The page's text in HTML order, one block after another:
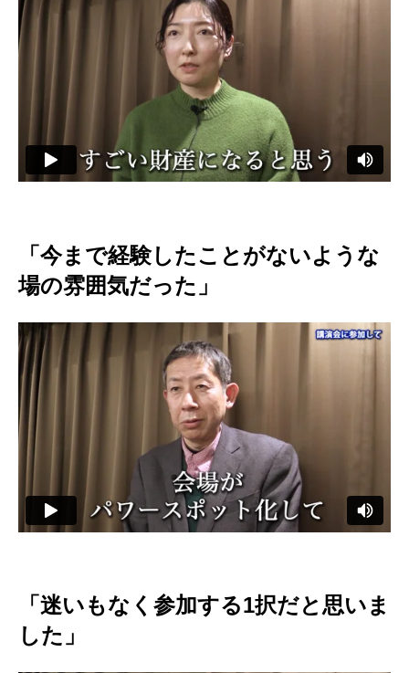
「今まで経験したことがないような
場の雰囲気だった」
「迷いもなく参加する1択だと思いま
した」